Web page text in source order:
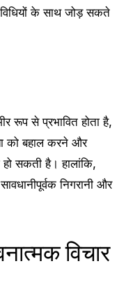
के साथ जोड़ सकते
रूप से प्रभावित होता है,
को बहाल करने और
सकती है। हालांकि,
निगरानी और
विचार